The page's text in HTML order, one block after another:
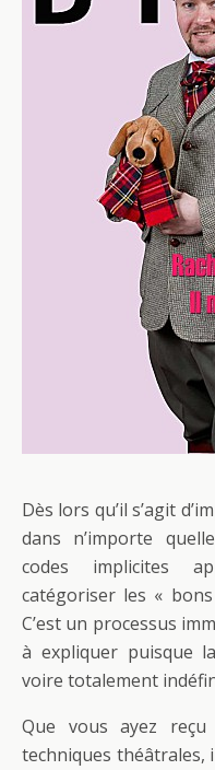
Dès lors qu’il s’agit
dans n’importe
codes implicites
catégoriser les «
C’est un processus
à expliquer puisque
voire totalement
Que vous ayez
techniques théâtrales,